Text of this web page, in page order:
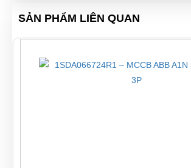
SẢN PHẨM LIÊN QUAN